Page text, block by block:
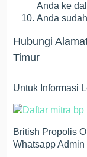
Anda ke
Anda
Hubungi
Timur
Untuk Informasi
British Propolis
Whatsapp